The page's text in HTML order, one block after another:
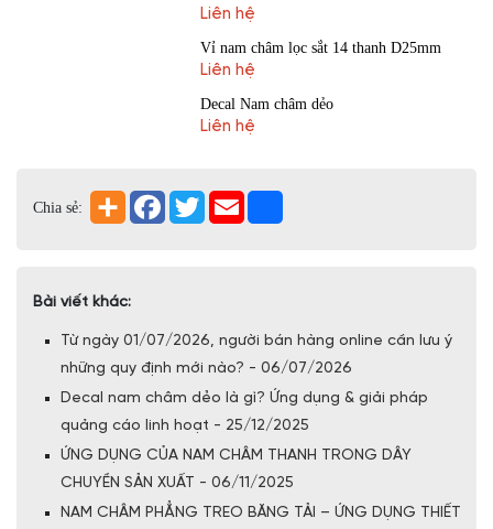
Liên hệ
Vỉ nam châm lọc sắt 14 thanh D25mm
Liên hệ
Decal Nam châm dẻo
Liên hệ
Chia sẻ:
Bài viết khác:
Từ ngày 01/07/2026, người bán hàng online cần lưu ý
những quy định mới nào? - 06/07/2026
Decal nam châm dẻo là gì? Ứng dụng & giải pháp
quảng cáo linh hoạt - 25/12/2025
ỨNG DỤNG CỦA NAM CHÂM THANH TRONG DÂY
CHUYỀN SẢN XUẤT - 06/11/2025
NAM CHÂM PHẲNG TREO BĂNG TẢI – ỨNG DỤNG THIẾT